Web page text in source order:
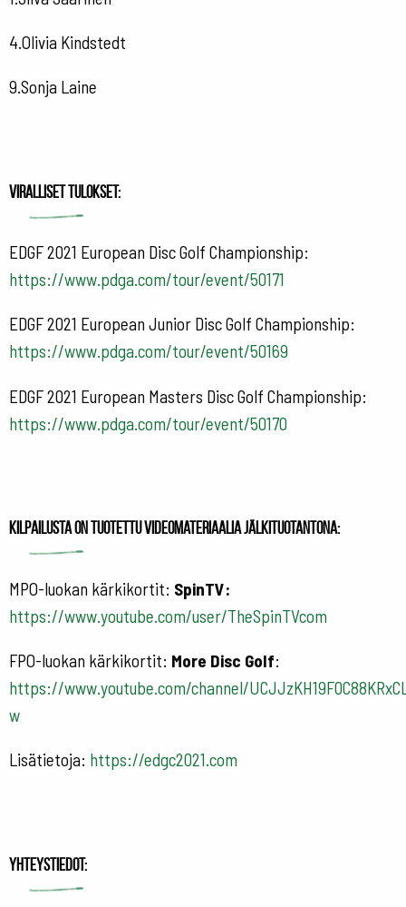
4.Olivia Kindstedt
9.Sonja Laine
Viralliset tulokset:
EDGF 2021 European Disc Golf Championship:
https://www.pdga.com/tour/event/50171
EDGF 2021 European Junior Disc Golf Championship:
https://www.pdga.com/tour/event/50169
EDGF 2021 European Masters Disc Golf Championship:
https://www.pdga.com/tour/event/50170
Kilpailusta on tuotettu videomateriaalia jälkituotantona:
MPO-luokan kärkikortit: SpinTV:
https://www.youtube.com/user/TheSpinTVcom
FPO-luokan kärkikortit: More Disc Golf:
https://www.youtube.com/channel/
w
Lisätietoja: https://edgc2021.com
Yhteystiedot: